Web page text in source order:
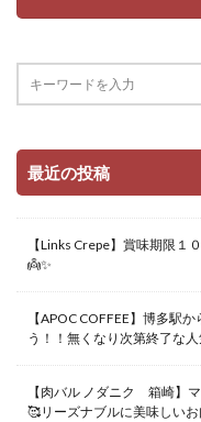
最近の投稿
【Links Crepe】賞味期限
👼✨
【APOC COFFEE】博多駅
う！！無くなり次第終了な
【肉バル ノダニク 箱崎】
🥰リーズナブルに美味しい